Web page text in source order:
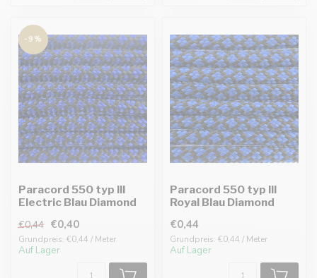
-9%
Paracord 550 typ III
Electric Blau Diamond
€0,44 €0,40
Grundpreis: €0,44 / Meter
Auf Lager
Paracord 550 typ III
Royal Blau Diamond
€0,44
Grundpreis: €0,44 / Meter
Auf Lager